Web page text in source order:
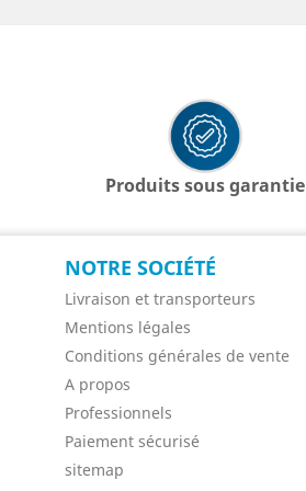
Produits sous garantie
NOTRE SOCIÉTÉ
Livraison et transporteurs
Mentions légales
Conditions générales de vente
A propos
Professionnels
Paiement sécurisé
sitemap